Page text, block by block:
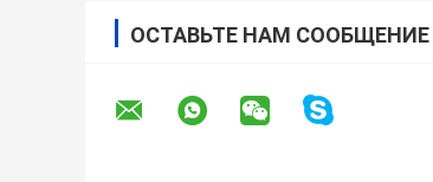
ОСТАВЬТЕ НАМ СООБЩЕНИЕ